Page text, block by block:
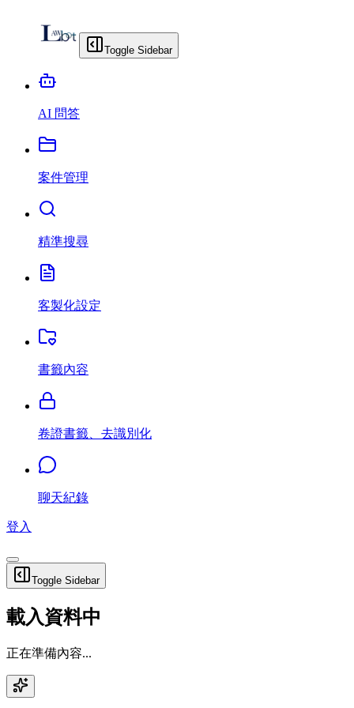
Toggle Sidebar
AI 問答
案件管理
精準搜尋
客製化設定
書籤內容
卷證書籤、去識別化
聊天紀錄
登入
Toggle Sidebar
載入資料中
正在準備內容...